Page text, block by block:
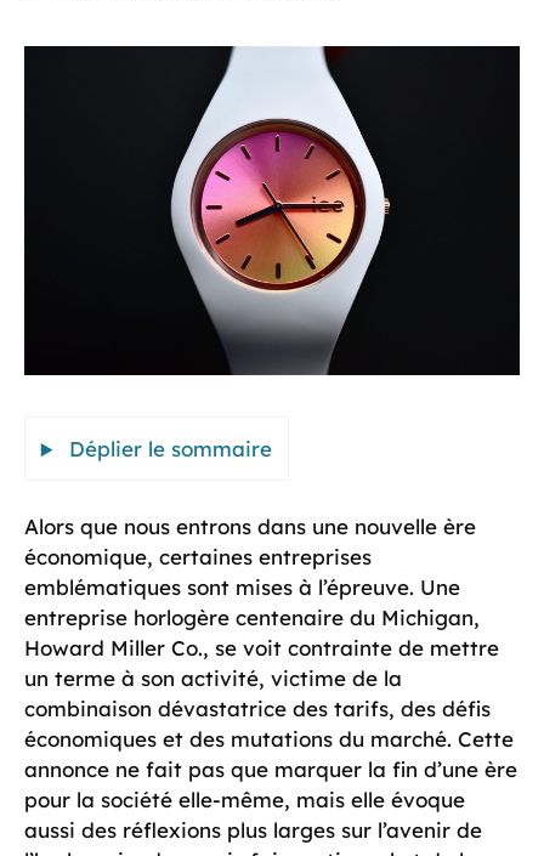
Déplier le sommaire
Alors que nous entrons dans une nouvelle ère
économique, certaines entreprises
emblématiques sont mises à l’épreuve. Une
entreprise horlogère centenaire du Michigan,
Howard Miller Co., se voit contrainte de mettre
un terme à son activité, victime de la
combinaison dévastatrice des tarifs, des défis
économiques et des mutations du marché. Cette
annonce ne fait pas que marquer la fin d’une ère
pour la société elle-même, mais elle évoque
aussi des réflexions plus larges sur l’avenir de